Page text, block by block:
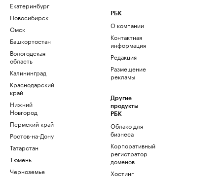
Екатеринбург
Новосибирск
Омск
Башкортостан
Вологодская
область
Калининград
Краснодарский
край
Нижний
Новгород
Пермский край
Ростов-на-Дону
Татарстан
Тюмень
Черноземье
РБК
О компании
Контактная
информация
Редакция
Размещение
рекламы
Другие
продукты
РБК
Облако для
бизнеса
Корпоративный
регистратор
доменов
Хостинг